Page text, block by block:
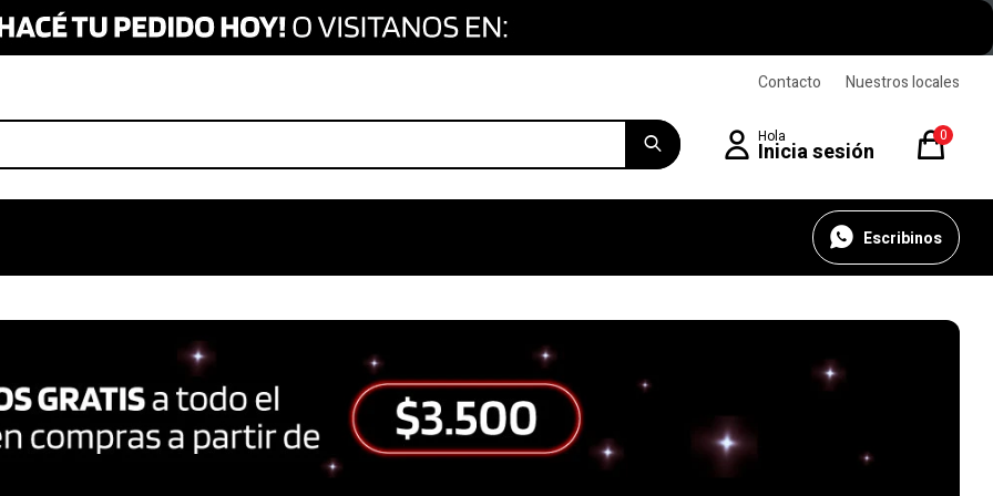
Escribinos
0
Contacto Nuestros locales